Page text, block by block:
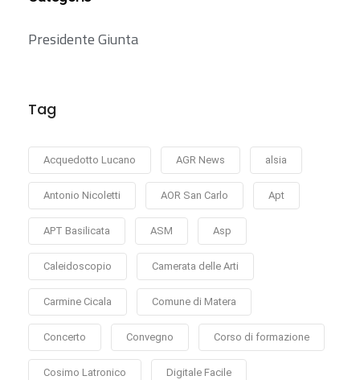
Presidente Giunta
Tag
Acquedotto Lucano AGR News alsia
Antonio Nicoletti AOR San Carlo Apt
APT Basilicata ASM Asp
Caleidoscopio Camerata delle Arti
Carmine Cicala Comune di Matera
Concerto Convegno Corso di formazione
Cosimo Latronico Digitale Facile